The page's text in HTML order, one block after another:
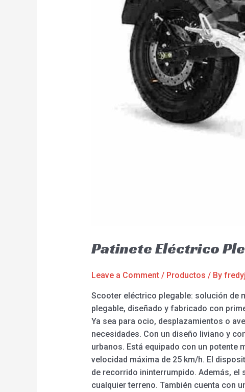
Patinete Eléctrico
Leave a Comment / Productos / By
Scooter eléctrico plegable: solución de
plegable, diseñado y fabricado con
Ya sea para ocio, desplazamientos o
necesidades. Con un diseño liviano y
urbanos. Está equipado con un potente
velocidad máxima de 25 km/h. El
de recorrido ininterrumpido. Además,
cualquier terreno. También cuenta con